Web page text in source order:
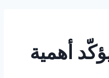
أهمية